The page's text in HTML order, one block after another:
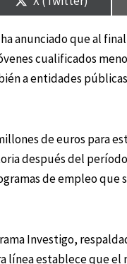
anunciado que al
cualificados
a entidades
de euros para
después del
de empleo
Investigo,
línea establece que